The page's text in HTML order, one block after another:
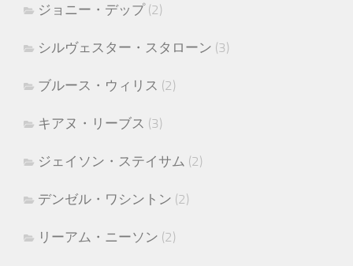
ジョニー・デップ(2)
シルヴェスター・スタローン (3)
ブルース・ウィリス (2)
キアヌ・リーブス (3)
ジェイソン・ステイサム (2)
デンゼル・ワシントン (2)
リーアム・ニーソン (2)